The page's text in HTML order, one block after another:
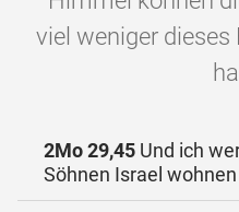
viel weniger
2Mo 29,45 Und ich
Söhnen Israel